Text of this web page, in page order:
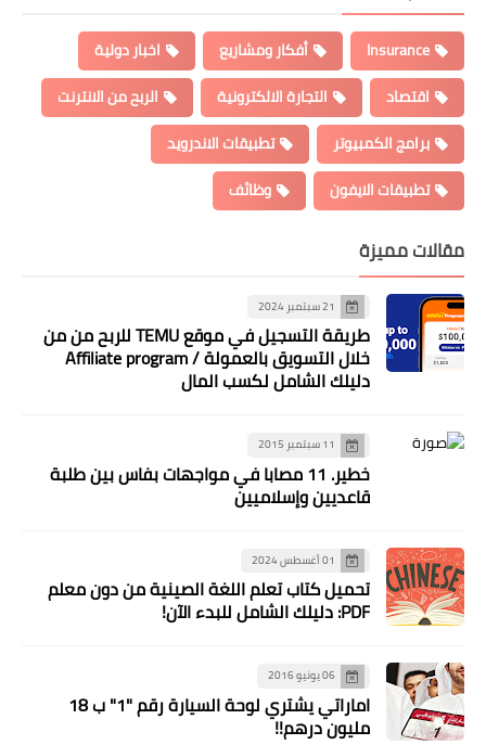
Insurance أفكار ومشاريع
اخبار دولية
اقتصاد
التجارة الالكترونية
الربح من الانترنت
برامج الكمبيوتر
تطبيقات الاندرويد
تطبيقات الايفون
وظائف
مقالات مميزة
21 سبتمبر 2024
طريقة التسجيل في موقع TEMU للربح من من
خلال التسويق بالعمولة / Affiliate program
دليلك الشامل لكسب المال
11 سبتمبر 2015
خطير. 11 مصابا في مواجهات بفاس بين طلبة
قاعديين وإسلاميين
01 أغسطس 2024
تحميل كتاب تعلم اللغة الصينية من دون معلم
PDF: دليلك الشامل للبدء الآن!
06 يونيو 2016
اماراتي يشتري لوحة السيارة رقم "1" ب 18
مليون درهم!!